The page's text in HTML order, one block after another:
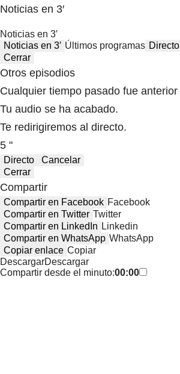
Noticias en 3′
Noticias en 3′
Noticias en 3′ Últimos programas Directo
Cerrar
Otros episodios
Cualquier tiempo pasado fue anterior
Tu audio se ha acabado.
Te redirigiremos al directo.
5 "
Directo
Cancelar
Cerrar
Compartir
Compartir en Facebook Facebook
Compartir en Twitter Twitter
Compartir en LinkedIn Linkedin
Compartir en WhatsApp WhatsApp
Copiar enlace Copiar
DescargarDescargar
Compartir desde el minuto:00:00